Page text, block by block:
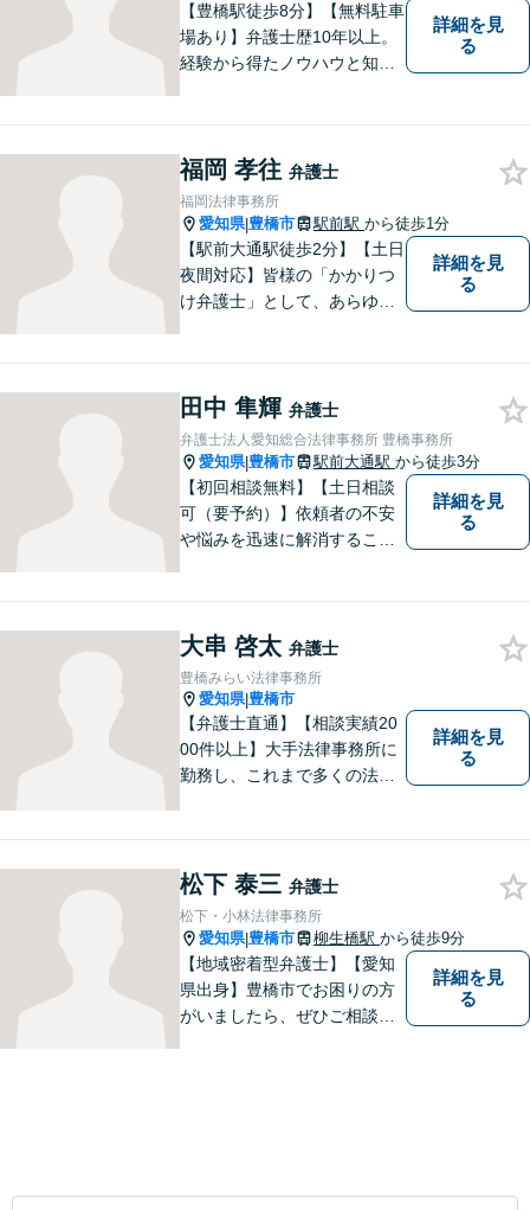
【豊橋駅徒歩8分】【無料駐車
場あり】弁護士歴10年以上。
経験から得たノウハウと知見
可能】親しみやすく、信頼い
ただける人間性を大切にして
います。お気軽にご相談くだ
さい。
詳細を見
る
福岡 孝往 弁護士
福岡法律事務所
愛知県|豊橋市 駅前駅 から徒歩1分
【駅前大通駅徒歩2分】【土日
夜間対応】皆様の「かかりつ
け弁護士」として、あらゆる
きます。まずはお気軽にご相
談ください。
詳細を見
る
田中 隼輝 弁護士
弁護士法人愛知総合法律事務所 豊橋事務所
愛知県|豊橋市 駅前大通駅 から徒歩3分
【初回相談無料】【土日相談
可（要予約）】依頼者の不安
や悩みを迅速に解消すること
気軽に相談できるように、謙
虚で親しみやすい弁護士を目
指しています。【駅前大通駅3
分】
詳細を見
る
大串 啓太 弁護士
豊橋みらい法律事務所
愛知県|豊橋市
【弁護士直通】【相談実績20
00件以上】大手法律事務所に
勤務し、これまで多くの法律
軽にお電話ください。
詳細を見
る
松下 泰三 弁護士
松下・小林法律事務所
愛知県|豊橋市 柳生橋駅 から徒歩9分
【地域密着型弁護士】【愛知
県出身】豊橋市でお困りの方
がいましたら、ぜひご相談く
詳細を見
る